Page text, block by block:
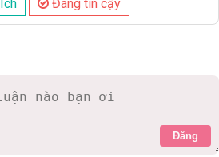
Đáng tin cậy
Đăng